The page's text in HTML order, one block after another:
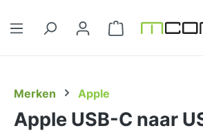
Merken Apple
Apple USB-C naar